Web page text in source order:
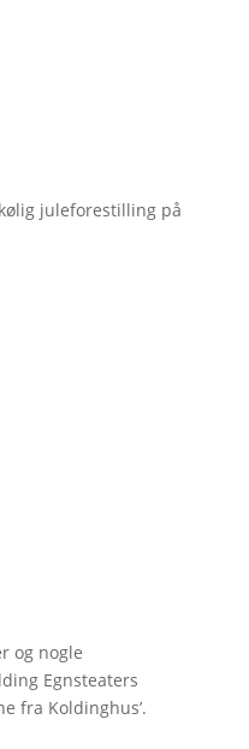
juleforestilling på
og nogle
Egnsteaters
fra Koldinghus’.